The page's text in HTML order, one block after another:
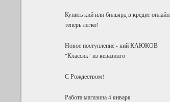
Купить кий или бильярд в кредит онлайн
теперь легко!
Новое поступление - кий КАЮКОВ
"Классик" из кевазинго
С Рождеством!
Работа магазина 4 января